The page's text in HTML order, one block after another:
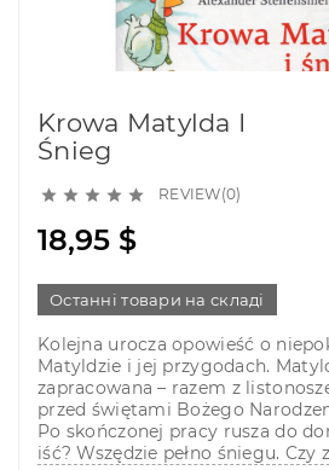
Krowa Matylda I
Śnieg
     REVIEW(0)
18,95 $
Останні товари на складі
Kolejna urocza opowieść o
Matyldzie i jej przygodach.
zapracowana – razem z
przed świętami Bożego
Po skończonej pracy rusza do
iść? Wszędzie pełno śniegu. Czy